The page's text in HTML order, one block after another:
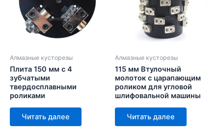
Алмазные кусторезы
Плита 150 мм с 4
зубчатыми
твердосплавными
роликами
Читать далее
Алмазные кусторезы
115 мм Втулочный
молоток с царапающим
роликом для угловой
шлифовальной машины
Читать далее